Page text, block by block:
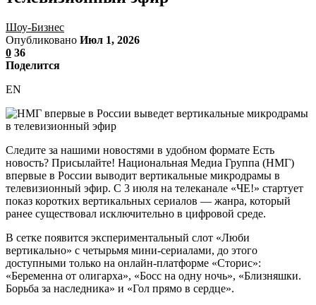
Шоу-Бизнес
Опубликовано Июл 1, 2026
0 36
Поделится
EN
Следите за нашими новостями в удобном формате Есть
новость? Присылайте! Национальная Медиа Группа (НМГ)
впервые в России выводит вертикальные микродрамы в
телевизионный эфир. С 3 июля на телеканале «ЧЕ!» стартует
показ коротких вертикальных сериалов — жанра, который
ранее существовал исключительно в цифровой среде.
В сетке появится экспериментальный слот «Люби
вертикально» с четырьмя мини-сериалами, до этого
доступными только на онлайн-платформе «Сторис»:
«Беременна от олигарха», «Босс на одну ночь», «Близняшки.
Борьба за наследника» и «Гол прямо в сердце».